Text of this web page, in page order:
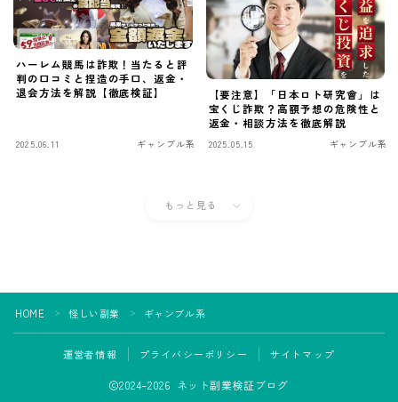
ハーレム競馬は詐欺！当たると評
判の口コミと捏造の手口、返金・
退会方法を解説【徹底検証】
2025.06.11 ギャンブル系
【要注意】「日本ロト研究會」は
宝くじ詐欺？高額予想の危険性と
返金・相談方法を徹底解説
2025.05.15 ギャンブル系
もっと見る
HOME ＞ 怪しい副業 ＞ ギャンブル系
運営者情報 プライバシーポリシー サイトマップ
2024–2026 ネット副業検証ブログ